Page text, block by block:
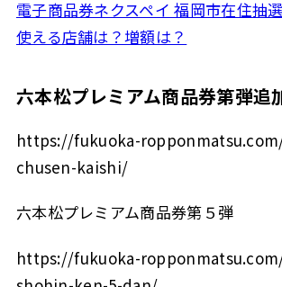
電子商品券ネクスペイ 福岡市在住抽
使える店舗は？増額は？
六本松プレミアム商品券第弾追
https://fukuoka-
chusen-kaishi/
六本松プレミアム商品券第５弾
https://fukuoka-